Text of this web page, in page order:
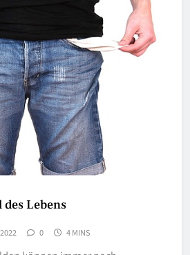
des Lebens
0 4 MINS